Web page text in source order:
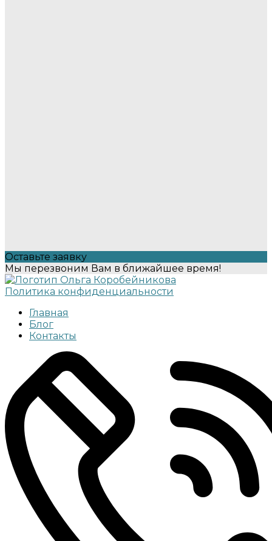
Оставьте заявку
Мы перезвоним Вам в ближайшее время!
Политика конфиденциальности
Главная
Блог
Контакты